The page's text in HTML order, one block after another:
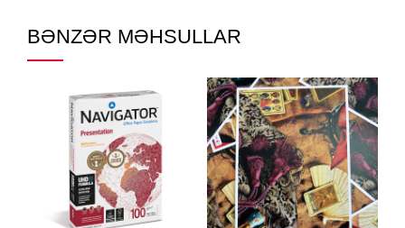
BƏNZƏR MƏHSULLAR